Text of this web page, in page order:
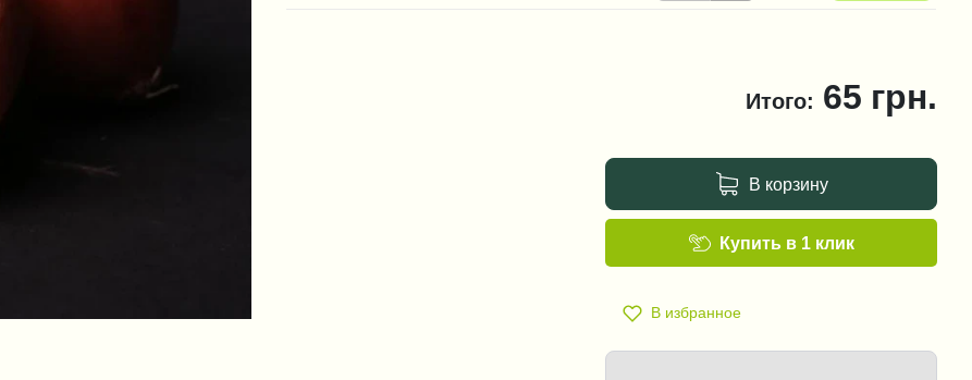
Итого: 65 грн.
В корзину
В избранное
Купить в 1 клик